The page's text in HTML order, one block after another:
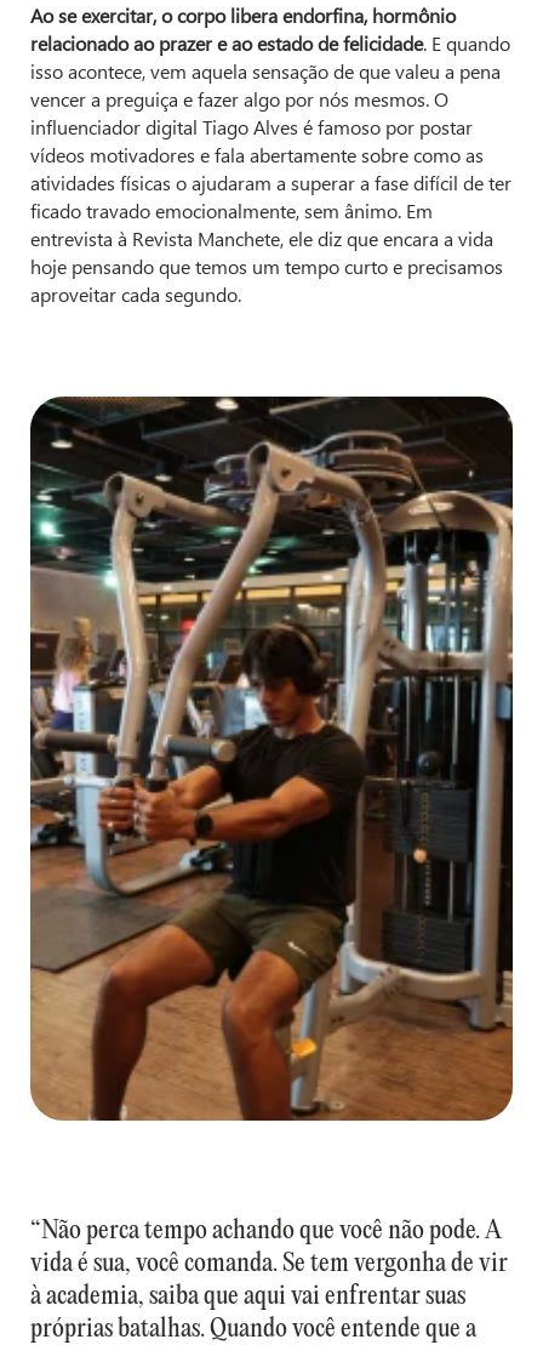
Ao se exercitar, o corpo libera endorfina, hormônio
relacionado ao prazer e ao estado de felicidade. E quando
isso acontece, vem aquela sensação de que valeu a pena
vencer a preguiça e fazer algo por nós mesmos. O
influenciador digital Tiago Alves é famoso por postar
vídeos motivadores e fala abertamente sobre como as
atividades físicas o ajudaram a superar a fase difícil de ter
ficado travado emocionalmente, sem ânimo. Em
entrevista à Revista Manchete, ele diz que encara a vida
hoje pensando que temos um tempo curto e precisamos
aproveitar cada segundo.
“Não perca tempo achando que você não pode. A
vida é sua, você comanda. Se tem vergonha de vir
à academia, saiba que aqui vai enfrentar suas
próprias batalhas. Quando você entende que a